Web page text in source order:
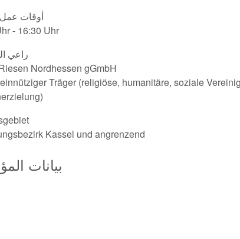
أوقات
- 16:30 Uhr
راعي
Nordhessen gGmbH
Träger (religiöse, humanitäre, soziale
Kassel und angrenzend
بيانات